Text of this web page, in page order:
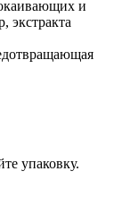
и
экстракта
упаковку.